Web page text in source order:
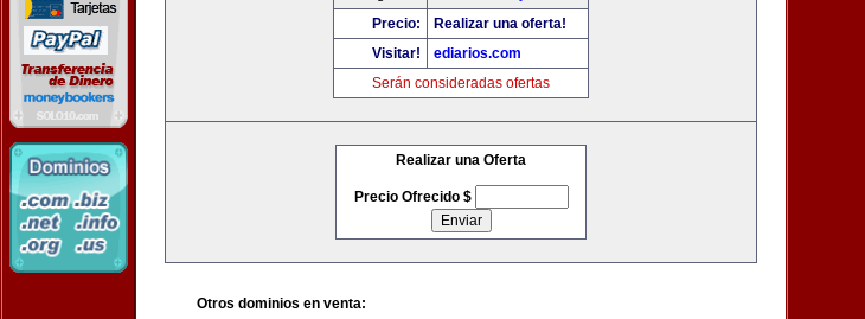
Precio:
Realizar una oferta!
Visitar!
ediarios.com
Serán consideradas ofertas
Realizar una Oferta
Precio Ofrecido $
Otros dominios en venta: